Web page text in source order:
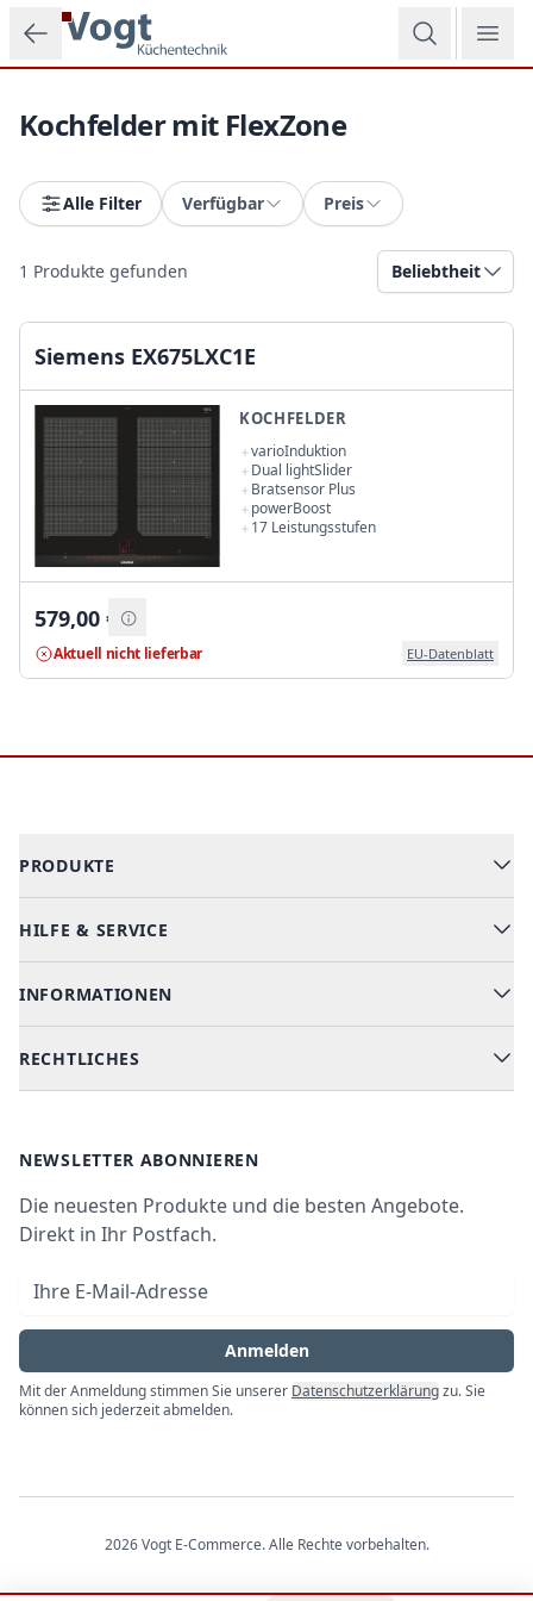
Zum Hauptinhalt springen
Kochfelder mit FlexZone
Alle Filter Verfügbar Preis
1 Produkte gefunden Beliebtheit
Siemens EX675LXC1E
KOCHFELDER
varioInduktion
Dual lightSlider
Bratsensor Plus
powerBoost
17 Leistungsstufen
579,00 €
Aktuell nicht lieferbar EU-Datenblatt
PRODUKTE
Alle Kategorien
Kühlen & Gefrieren
HILFE & SERVICE
Hilfe & FAQ
INFORMATIONEN
Über uns
RECHTLICHES
Datenschutz
Widerrufsrecht
Impressum
NEWSLETTER ABONNIEREN
Die neuesten Produkte und die besten Angebote.
Direkt in Ihr Postfach.
E-Mail-Adresse
Anmelden
Mit der Anmeldung stimmen Sie unserer Datenschutzerklärungzu. Sie
können sich jederzeit abmelden.
2026 Vogt E-Commerce. Alle Rechte vorbehalten.